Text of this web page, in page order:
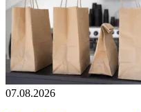
07.08.2026